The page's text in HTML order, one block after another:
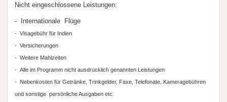
Nicht eingeschlossene Leistungen:
- Internationale Flüge
- Visagebühr für Indien
- Versicherungen
- Weitere Mahlzeiten
- Alle im Programm nicht ausdrücklich genannten Leistungen
- Nebenkosten für Getränke, Trinkgelder, Faxe, Telefonate, Kameragebühren
und sonstige persönliche Ausgaben etc.